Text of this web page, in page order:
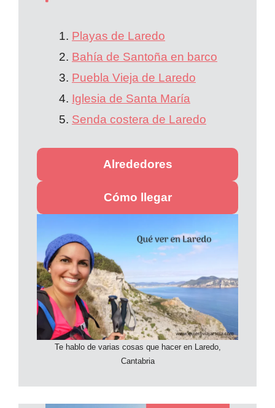
Playas de Laredo
Bahía de Santoña en barco
Puebla Vieja de Laredo
Iglesia de Santa María
Senda costera de Laredo
Alrededores
Cómo llegar
Te hablo de varias cosas que hacer en Laredo,
Cantabria